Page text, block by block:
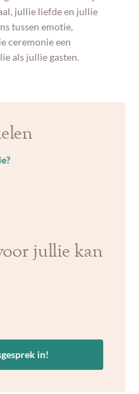
jullie liefde en jullie
tussen emotie,
ceremonie een
als jullie gasten.
jullie kan
in!